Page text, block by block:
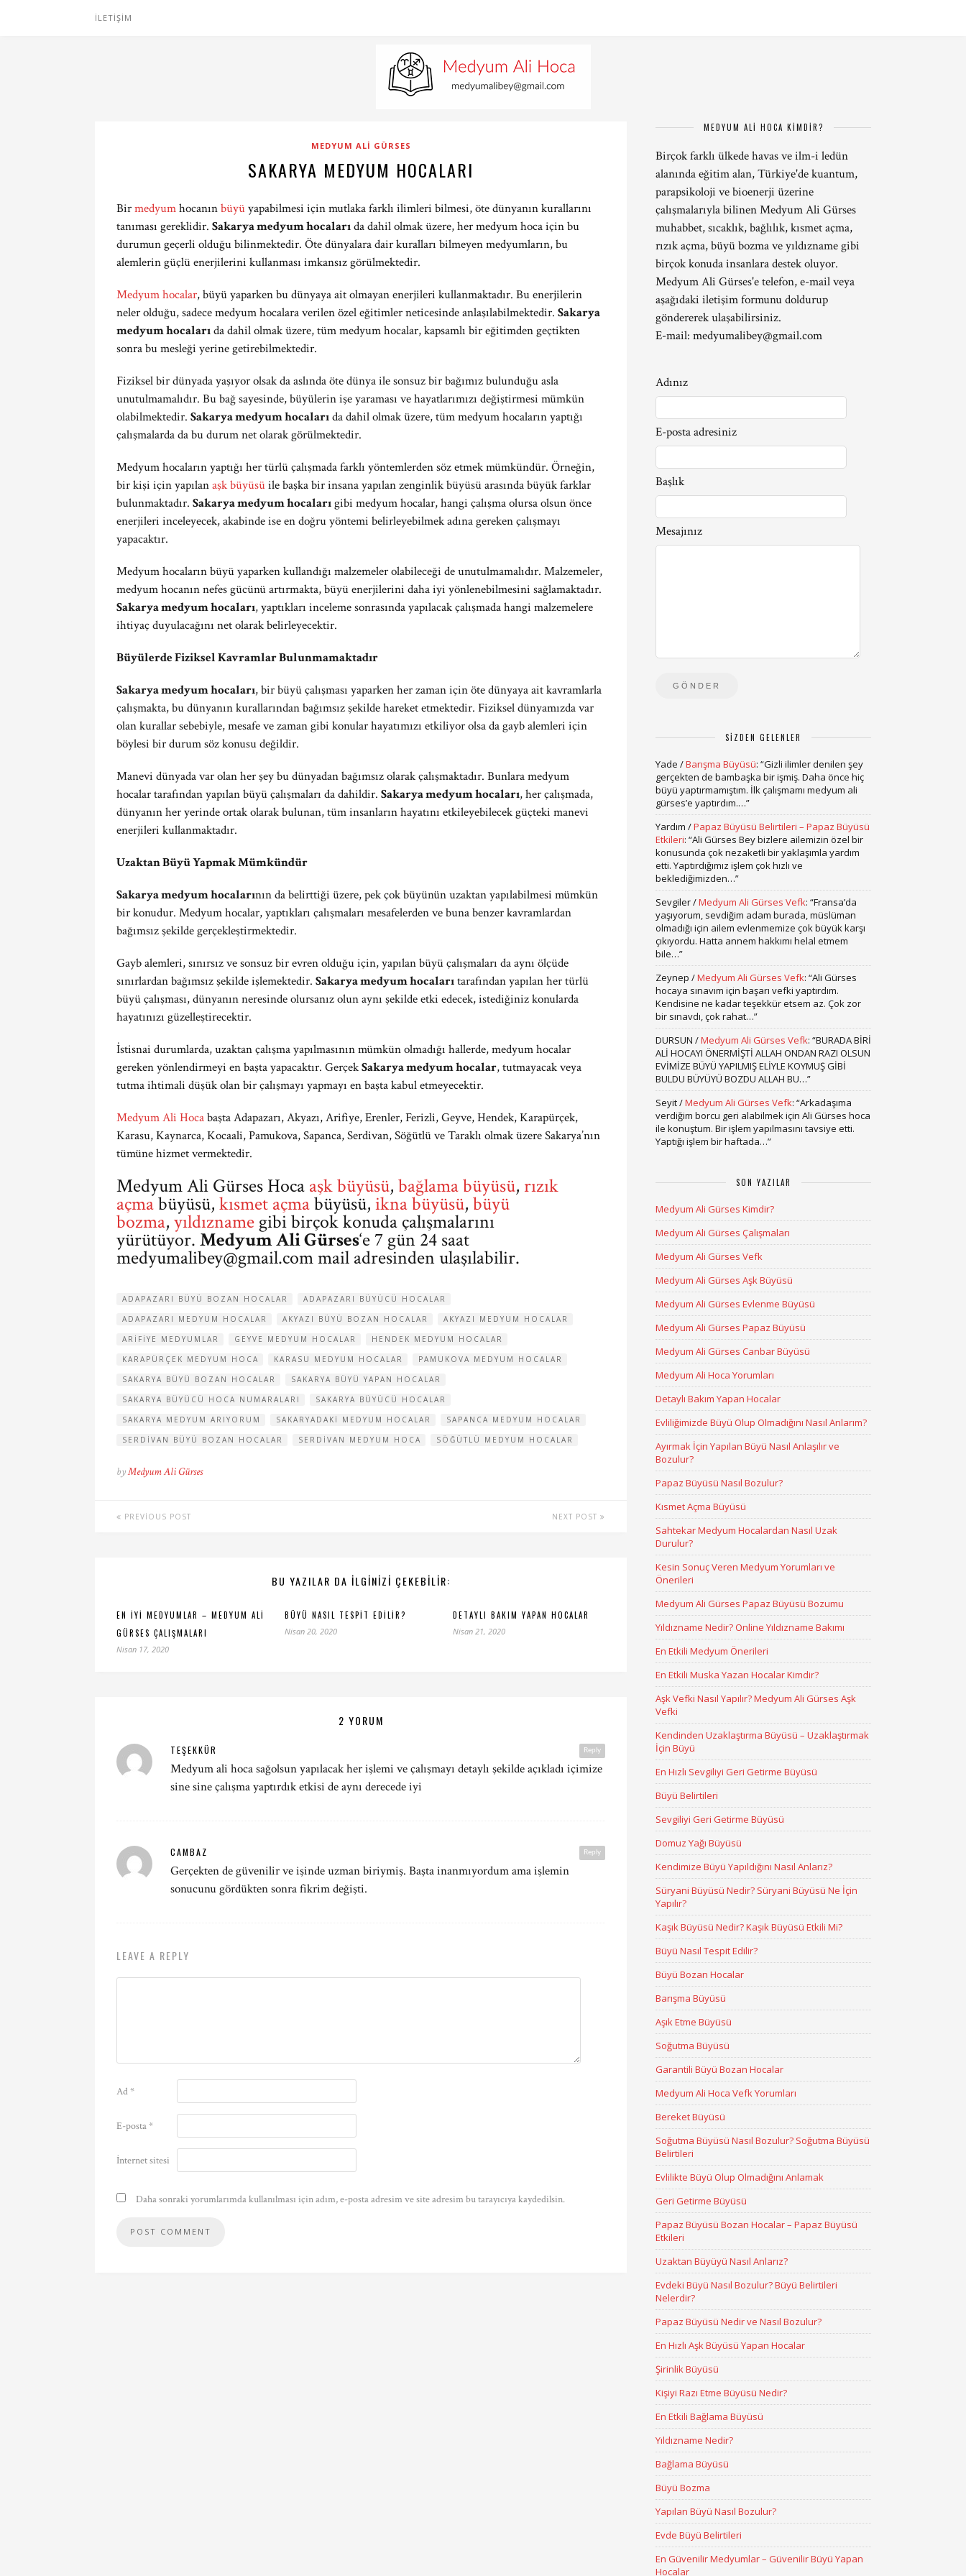
İLETIŞIM
MEDYUM ALI GÜRSES
SAKARYA MEDYUM HOCALARI
Birmedyumhocanınbüyüyapabilmesi için mutlaka farklı ilimleri bilmesi, öte dünyanın kurallarını
tanıması gereklidir. Sakarya medyum hocalarıda dahil olmak üzere, her medyum hoca için bu
durumun geçerli olduğu bilinmektedir. Öte dünyalara dair kuralları bilmeyen medyumların, bu
alemlerin güçlü enerjilerini kullanması imkansız görülmektedir.
Medyum hocalar, büyü yaparken bu dünyaya ait olmayan enerjileri kullanmaktadır. Bu enerjilerin
neler olduğu, sadece medyum hocalara verilen özel eğitimler neticesinde anlaşılabilmektedir. Sakarya
medyum hocalarıda dahil olmak üzere, tüm medyum hocalar, kapsamlı bir eğitimden geçtikten
sonra bu mesleği yerine getirebilmektedir.
Fiziksel bir dünyada yaşıyor olsak da aslında öte dünya ile sonsuz bir bağımız bulunduğu asla
unutulmamalıdır. Bu bağ sayesinde, büyülerin işe yaraması ve hayatlarımızı değiştirmesi mümkün
olabilmektedir. Sakarya medyum hocalarıda dahil olmak üzere, tüm medyum hocaların yaptığı
çalışmalarda da bu durum net olarak görülmektedir.
Medyum hocaların yaptığı her türlü çalışmada farklı yöntemlerden söz etmek mümkündür. Örneğin,
bir kişi için yapılanaşk büyüsüile başka bir insana yapılan zenginlik büyüsü arasında büyük farklar
bulunmaktadır. Sakarya medyum hocalarıgibi medyum hocalar, hangi çalışma olursa olsun önce
enerjileri inceleyecek, akabinde ise en doğru yöntemi belirleyebilmek adına gereken çalışmayı
yapacaktır.
Medyum hocaların büyü yaparken kullandığı malzemeler olabileceği de unutulmamalıdır. Malzemeler,
medyum hocanın nefes gücünü artırmakta, büyü enerjilerini daha iyi yönlenebilmesini sağlamaktadır.
Sakarya medyum hocaları, yaptıkları inceleme sonrasında yapılacak çalışmada hangi malzemelere
ihtiyaç duyulacağını net olarak belirleyecektir.
Büyülerde Fiziksel Kavramlar Bulunmamaktadır
Sakarya medyum hocaları, bir büyü çalışması yaparken her zaman için öte dünyaya ait kavramlarla
çalışmakta, bu dünyanın kurallarından bağımsız şekilde hareket etmektedir. Fiziksel dünyamızda var
olan kurallar sebebiyle, mesafe ve zaman gibi konular hayatımızı etkiliyor olsa da gayb alemleri için
böylesi bir durum söz konusu değildir.
Manevi dünyada var olan her şey bu dünyadan bağımsız olarak çalışmaktadır. Bunlara medyum
hocalar tarafından yapılan büyü çalışmaları da dahildir. Sakarya medyum hocaları, her çalışmada,
dünyanın her yerinde ortak olarak bulunan, tüm insanların hayatını etkileyebilecek güçteki manevi
enerjileri kullanmaktadır.
Uzaktan Büyü Yapmak Mümkündür
Sakarya medyum hocalarının da belirttiği üzere, pek çok büyünün uzaktan yapılabilmesi mümkün
bir konudur. Medyum hocalar, yaptıkları çalışmaları mesafelerden ve buna benzer kavramlardan
bağımsız şekilde gerçekleştirmektedir.
Gayb alemleri, sınırsız ve sonsuz bir evren olduğu için, yapılan büyü çalışmaları da aynı ölçüde
sınırlardan bağımsız şekilde işlemektedir. Sakarya medyum hocalarıtarafından yapılan her türlü
büyü çalışması, dünyanın neresinde olursanız olun aynı şekilde etki edecek, istediğiniz konularda
hayatınızı güzelleştirecektir.
İstisnai durumlarda, uzaktan çalışma yapılmasının mümkün olmadığı hallerde, medyum hocalar
gereken yönlendirmeyi en başta yapacaktır. GerçekSakarya medyum hocalar, tutmayacak veya
tutma ihtimali düşük olan bir çalışmayı yapmayı en başta kabul etmeyecektir.
Medyum Ali Hocabaşta Adapazarı, Akyazı, Arifiye, Erenler, Ferizli, Geyve, Hendek, Karapürçek,
Karasu, Kaynarca, Kocaali, Pamukova, Sapanca, Serdivan, Söğütlü ve Taraklı olmak üzere Sakarya’nın
tümüne hizmet vermektedir.
Medyum Ali Gürses Hoca aşk büyüsü, bağlama büyüsü, rızık
açmabüyüsü, kısmet açmabüyüsü, ikna büyüsü, büyü
bozma, yıldızname gibi birçok konuda çalışmalarını
yürütüyor. Medyum Ali Gürses‘e 7 gün 24 saat
medyumalibey@gmail.commail adresinden ulaşılabilir.
ADAPAZARI BÜYÜ BOZAN HOCALAR
ADAPAZARI BÜYÜCÜ HOCALAR
ADAPAZARI MEDYUM HOCALAR
AKYAZI BÜYÜ BOZAN HOCALAR
AKYAZI MEDYUM HOCALAR
ARIFIYE MEDYUMLAR
GEYVE MEDYUM HOCALAR
HENDEK MEDYUM HOCALAR
KARAPÜRÇEK MEDYUM HOCA
KARASU MEDYUM HOCALAR
PAMUKOVA MEDYUM HOCALAR
SAKARYA BÜYÜ BOZAN HOCALAR
SAKARYA BÜYÜ YAPAN HOCALAR
SAKARYA BÜYÜCÜ HOCA NUMARALARI
SAKARYA BÜYÜCÜ HOCALAR
SAKARYA MEDYUM ARIYORUM
SAKARYADAKI MEDYUM HOCALAR
SAPANCA MEDYUM HOCALAR
SERDIVAN BÜYÜ BOZAN HOCALAR
SERDIVAN MEDYUM HOCA SÖĞÜTLÜ MEDYUM HOCALAR
byMedyum Ali Gürses
PREVIOUS POST NEXT POST
BU YAZILAR DA ILGINIZI ÇEKEBILIR:
EN İYI MEDYUMLAR – MEDYUM ALI
GÜRSES ÇALIŞMALARI
Nisan 17, 2020
BÜYÜ NASIL TESPIT EDILIR?
Nisan 20, 2020
DETAYLI BAKIM YAPAN HOCALAR
Nisan 21, 2020
2 YORUM
Reply
TEŞEKKÜR
Medyum ali hoca sağolsun yapılacak her işlemi ve çalışmayı detaylı şekilde açıkladı içimize
sine sine çalışma yaptırdık etkisi de aynı derecede iyi
Reply
CAMBAZ
Gerçekten de güvenilir ve işinde uzman biriymiş. Başta inanmıyordum ama işlemin
sonucunu gördükten sonra fikrim değişti.
LEAVE A REPLY
Ad*
E-posta*
İnternet sitesi
Daha sonraki yorumlarımda kullanılması için adım, e-posta adresim ve site adresim bu tarayıcıya kaydedilsin.
MEDYUM ALİ HOCA KİMDİR?
Birçok farklı ülkede havas ve ilm-i ledün
alanında eğitim alan, Türkiye'de kuantum,
parapsikoloji ve bioenerji üzerine
çalışmalarıyla bilinen Medyum Ali Gürses
muhabbet, sıcaklık, bağlılık, kısmet açma,
rızık açma, büyü bozma ve yıldızname gibi
birçok konuda insanlara destek oluyor.
Medyum Ali Gürses'e telefon, e-mail veya
aşağıdaki iletişim formunu doldurup
göndererek ulaşabilirsiniz.
E-mail: medyumalibey@gmail.com
Adınız
E-posta adresiniz
Başlık
Mesajınız
SIZDEN GELENLER
Yade /Barışma Büyüsü: “Gizli ilimler denilen şey
gerçekten de bambaşka bir işmiş. Daha önce hiç
büyü yaptırmamıştım. İlk çalışmamı medyum ali
gürses’e yaptırdım.…”
Yardım /Papaz Büyüsü Belirtileri – Papaz Büyüsü
Etkileri: “Ali Gürses Bey bizlere ailemizin özel bir
konusunda çok nezaketli bir yaklaşımla yardım
etti. Yaptırdığımız işlem çok hızlı ve
beklediğimizden…”
Sevgiler/Medyum Ali Gürses Vefk: “Fransa’da
yaşıyorum, sevdiğim adam burada, müslüman
olmadığı için ailem evlenmemize çok büyük karşı
çıkıyordu. Hatta annem hakkımı helal etmem
bile…”
Zeynep /Medyum Ali Gürses Vefk: “Ali Gürses
hocaya sınavım için başarı vefki yaptırdım.
Kendisine ne kadar teşekkür etsem az. Çok zor
bir sınavdı, çok rahat…”
DURSUN /Medyum Ali Gürses Vefk: “BURADA BİRİ
ALİ HOCAYI ÖNERMİŞTİ ALLAH ONDAN RAZI OLSUN
EVİMİZE BÜYÜ YAPILMIŞ ELİYLE KOYMUŞ GİBİ
BULDU BÜYÜYÜ BOZDU ALLAH BU…”
Seyit/Medyum Ali Gürses Vefk: “Arkadaşıma
verdiğim borcu geri alabilmek için Ali Gürses hoca
ile konuştum. Bir işlem yapılmasını tavsiye etti.
Yaptığı işlem bir haftada…”
SON YAZILAR
Medyum Ali Gürses Kimdir?
Medyum Ali Gürses Çalışmaları
Medyum Ali Gürses Vefk
Medyum Ali Gürses Aşk Büyüsü
Medyum Ali Gürses Evlenme Büyüsü
Medyum Ali Gürses Papaz Büyüsü
Medyum Ali Gürses Canbar Büyüsü
Medyum Ali Hoca Yorumları
Detaylı Bakım Yapan Hocalar
Evliliğimizde Büyü Olup Olmadığını Nasıl Anlarım?
Ayırmak İçin Yapılan Büyü Nasıl Anlaşılır ve
Bozulur?
Papaz Büyüsü Nasıl Bozulur?
Kısmet Açma Büyüsü
Sahtekar Medyum Hocalardan Nasıl Uzak
Durulur?
Kesin Sonuç Veren Medyum Yorumları ve
Önerileri
Medyum Ali Gürses Papaz Büyüsü Bozumu
Yıldızname Nedir? Online Yıldızname Bakımı
En Etkili Medyum Önerileri
En Etkili Muska Yazan Hocalar Kimdir?
Aşk Vefki Nasıl Yapılır? Medyum Ali Gürses Aşk
Vefki
Kendinden Uzaklaştırma Büyüsü – Uzaklaştırmak
İçin Büyü
En Hızlı Sevgiliyi Geri Getirme Büyüsü
Büyü Belirtileri
Sevgiliyi Geri Getirme Büyüsü
Domuz Yağı Büyüsü
Kendimize Büyü Yapıldığını Nasıl Anlarız?
Süryani Büyüsü Nedir? Süryani Büyüsü Ne İçin
Yapılır?
Kaşık Büyüsü Nedir? Kaşık Büyüsü Etkili Mi?
Büyü Nasıl Tespit Edilir?
Büyü Bozan Hocalar
Barışma Büyüsü
Aşık Etme Büyüsü
Soğutma Büyüsü
Garantili Büyü Bozan Hocalar
Medyum Ali Hoca Vefk Yorumları
Bereket Büyüsü
Soğutma Büyüsü Nasıl Bozulur? Soğutma Büyüsü
Belirtileri
Evlilikte Büyü Olup Olmadığını Anlamak
Geri Getirme Büyüsü
Papaz Büyüsü Bozan Hocalar – Papaz Büyüsü
Etkileri
Uzaktan Büyüyü Nasıl Anlarız?
Evdeki Büyü Nasıl Bozulur? Büyü Belirtileri
Nelerdir?
Papaz Büyüsü Nedir ve Nasıl Bozulur?
En Hızlı Aşk Büyüsü Yapan Hocalar
Şirinlik Büyüsü
Kişiyi Razı Etme Büyüsü Nedir?
En Etkili Bağlama Büyüsü
Yıldızname Nedir?
Bağlama Büyüsü
Büyü Bozma
Yapılan Büyü Nasıl Bozulur?
Evde Büyü Belirtileri
En Güvenilir Medyumlar – Güvenilir Büyü Yapan
Hocalar